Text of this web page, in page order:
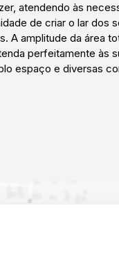
atendendo às
de criar o lar dos
A amplitude da área
perfeitamente às
espaço e diversas
Venha